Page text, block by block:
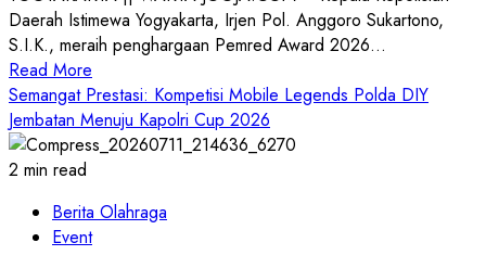
299
Siswa
dari
Seluruh
Indonesia
Mulai
di
Selopamioro
Daerah Istimewa Yogyakarta, Irjen Pol. Anggoro Sukartono,
S.I.K., meraih penghargaan Pemred Award 2026...
Read More
more
about
Pemred
Polda
DIY
Semangat Prestasi: Kompetisi Mobile Legends Polda DIY
Jembatan Menuju Kapolri Cup 2026
2 min read
Berita Olahraga
Event